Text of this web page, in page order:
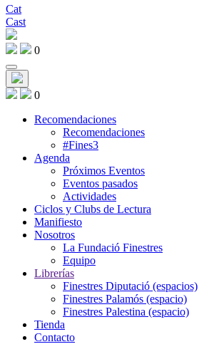
Cat
Cast
0
0
Recomendaciones
Recomendaciones
#Fines3
Agenda
Próximos Eventos
Eventos pasados
Actividades
Ciclos y Clubs de Lectura
Manifiesto
Nosotros
La Fundació Finestres
Equipo
Librerías
Finestres Diputació (espacios)
Finestres Palamós (espacio)
Finestres Palestina (espacio)
Tienda
Contacto